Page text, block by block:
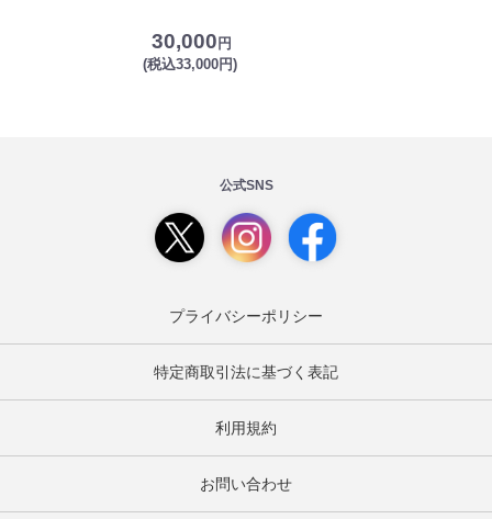
30,000 円
(税込33,000円)
公式SNS
プライバシーポリシー
特定商取引法に基づく表記
利用規約
お問い合わせ